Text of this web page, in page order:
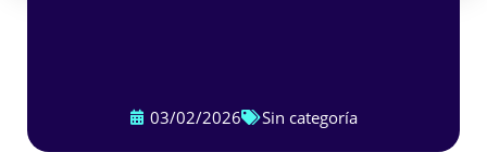
03/02/2026 Sin categoría